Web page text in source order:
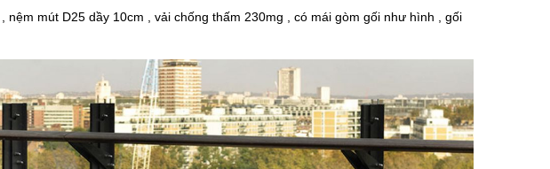
mút D25 dầy 10cm , vải chống thấm 230mg , có mái gòm gối như hình , gối